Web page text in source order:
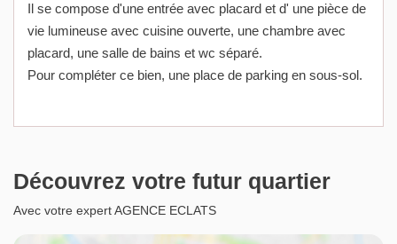
Il se compose d'une entrée avec placard et d' une pièce de
vie lumineuse avec cuisine ouverte, une chambre avec
placard, une salle de bains et wc séparé.
Pour compléter ce bien, une place de parking en sous-sol.
Découvrez votre futur quartier
Avec votre expert AGENCE ECLATS